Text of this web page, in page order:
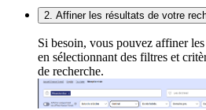
2. Affiner les résultats de votre
Si besoin, vous pouvez affiner
en sélectionnant des filtres et
de recherche.